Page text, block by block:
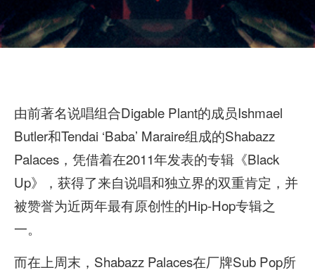
由前著名说唱组合Digable Plant的成员Ishmael
Butler和Tendai ‘Baba’ Maraire组成的Shabazz
Palaces，凭借着在2011年发表的专辑《Black
Up》，获得了来自说唱和独立界的双重肯定，并
被赞誉为近两年最有原创性的Hip-Hop专辑之
一。
而在上周末，Shabazz Palaces在厂牌Sub Pop所